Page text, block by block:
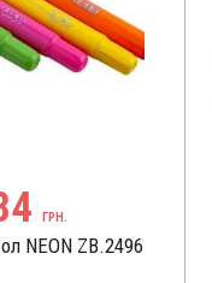
ГРН.
NEON ZB.2496